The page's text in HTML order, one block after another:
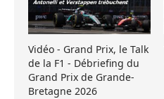
Vidéo - Grand Prix, le Talk
de la F1 - Débriefing du
Grand Prix de Grande-
Bretagne 2026